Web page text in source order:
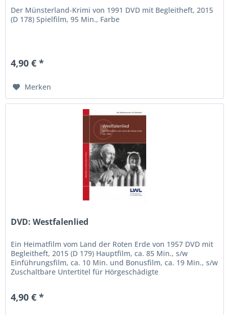
Der Münsterland-Krimi von 1991 DVD mit Begleitheft, 2015
(D 178) Spielfilm, 95 Min., Farbe
4,90 € *
Merken
DVD: Westfalenlied
Ein Heimatfilm vom Land der Roten Erde von 1957 DVD mit
Begleitheft, 2015 (D 179) Hauptfilm, ca. 85 Min., s/w
Einführungsfilm, ca. 10 Min. und Bonusfilm, ca. 19 Min., s/w
Zuschaltbare Untertitel für Hörgeschädigte
4,90 € *